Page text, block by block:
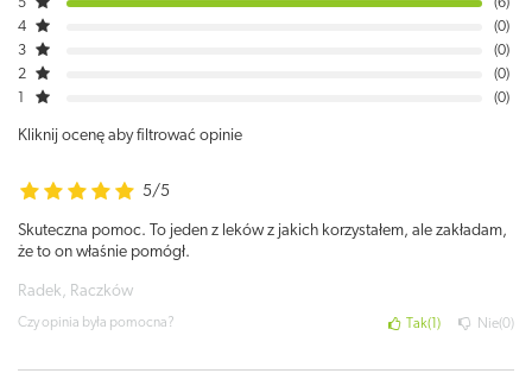
5
6
4
0
3
0
2
0
0
Kliknij ocenę aby filtrować opinie
5/5
Skuteczna pomoc. To jeden z leków z jakich korzystałem, ale zakładam,
że to on właśnie pomógł.
Radek, Raczków
Czy opinia była pomocna? Tak 1 Nie 0